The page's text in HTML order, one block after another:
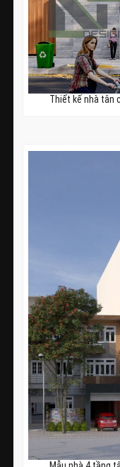
Thiết kế nhà tân